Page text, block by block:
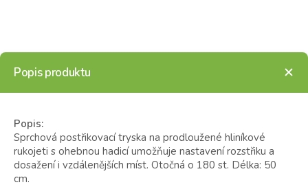
Popis produktu
Popis:
Sprchová postřikovací tryska na prodloužené hliníkové
rukojeti s ohebnou hadicí umožňuje nastavení rozstřiku a
dosažení i vzdálenějších míst. Otočná o 180 st. Délka: 50
cm.